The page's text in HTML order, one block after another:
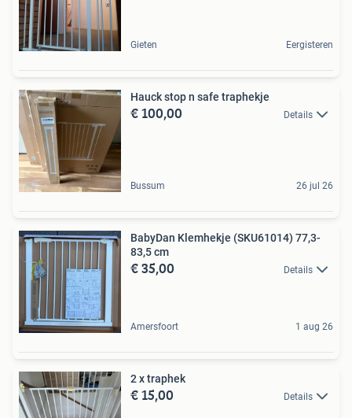
Gieten Eergisteren
Hauck stop n safe traphekje
€ 100,00 Details
Bussum 26 jul 26
BabyDan Klemhekje (SKU61014) 77,3-
83,5 cm
€ 35,00 Details
Amersfoort 1 aug 26
2 x traphek
€ 15,00 Details